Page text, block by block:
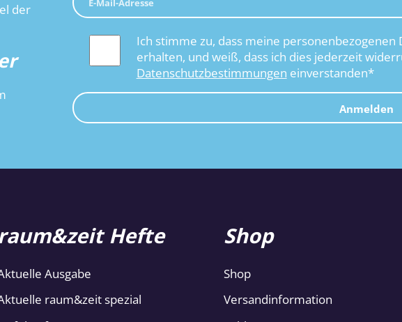
der
Ich stimme zu, dass meine
erhalten, und weiß, dass ich dies jederzeit
Datenschutzbestimmungen einverstanden*
Anmelden
Hefte
Ausgabe
raum&zeit spezial
Shop
Shop
Versandinformation